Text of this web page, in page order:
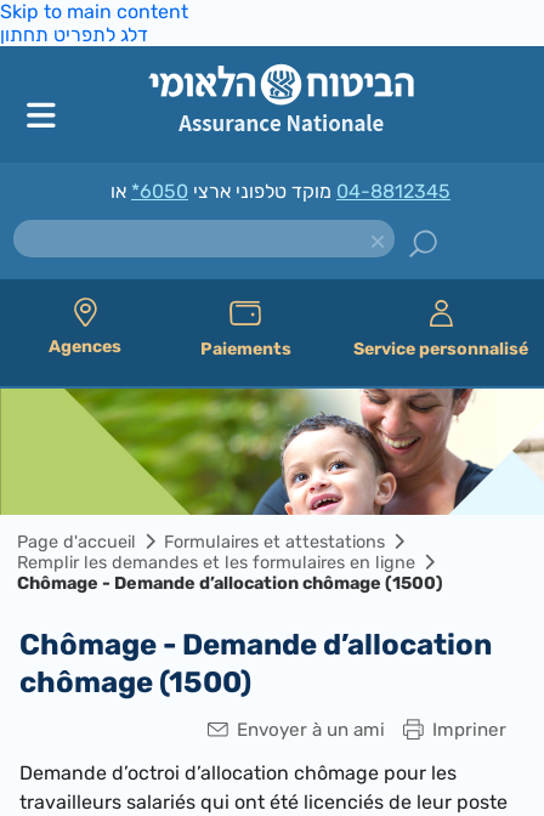
Skip to main content
דלג לתפריט תחתון
מוקד טלפוני ארצי *6050 04-8812345
Agences Paiements Service personnalisé
Page d'accueil
Formulaires et attestations
Remplir les demandes et les formulaires en ligne
Chômage - Demande d’allocation chômage (1500)
Chômage - Demande d’allocation
chômage (1500)
Impriner
Envoyer à un ami
Demande d’octroi d’allocation chômage pour les
travailleurs salariés qui ont été licenciés de leur poste